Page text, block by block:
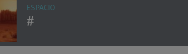
ESPACIO
#